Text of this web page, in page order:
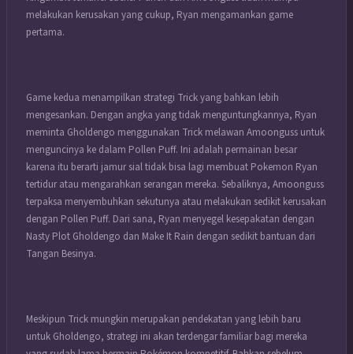
melakukan kerusakan yang cukup, Ryan mengamankan game
pertama.
Game kedua menampilkan strategi Trick yang bahkan lebih
mengesankan. Dengan angka yang tidak menguntungkannya, Ryan
meminta Gholdengo menggunakan Trick melawan Amoonguss untuk
menguncinya ke dalam Pollen Puff. Ini adalah permainan besar
karena itu berarti jamur sial tidak bisa lagi membuat Pokemon Ryan
tertidur atau mengarahkan serangan mereka. Sebaliknya, Amoonguss
terpaksa menyembuhkan sekutunya atau melakukan sedikit kerusakan
dengan Pollen Puff. Dari sana, Ryan menyegel kesepakatan dengan
Nasty Plot Gholdengo dan Make It Rain dengan sedikit bantuan dari
Tangan Besinya.
Meskipun Trick mungkin merupakan pendekatan yang lebih baru
untuk Gholdengo, strategi ini akan terdengar familiar bagi mereka